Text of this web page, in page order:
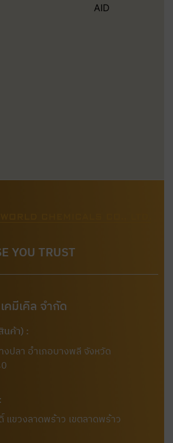
AID
YOU TRUST
มีเคิล จำกัด
นค้า) :
ปลา อำเภอบางพลี จังหวัด
ขวงลาดพร้าว เขตลาดพร้าว